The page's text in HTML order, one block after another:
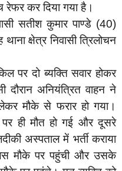
रेफर कर दिया गया है।
सतीश कुमार पाण्डे (40)
क्षेत्र निवासी त्रिलोचन
पर दो ब्यक्ति सवार होकर
अनियंत्रित वाहन ने
मौके से फरार हो गया।
ही मौत हो गई और दूसरे
अस्पताल में भर्ती कराया
मौके पर पहुंची और उसके